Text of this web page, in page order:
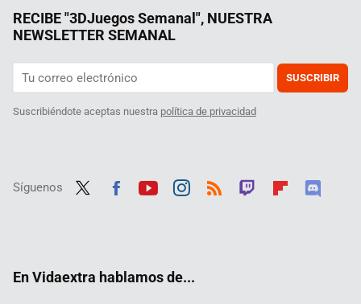
RECIBE "3DJuegos Semanal", NUESTRA
NEWSLETTER SEMANAL
SUSCRIBIR
Suscribiéndote aceptas nuestra política de privacidad
Síguenos
En Vidaextra hablamos de...